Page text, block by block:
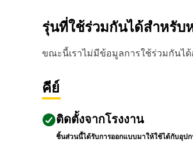
รุ่นที่ใช้ร่วมกันได้สำหรับ
ขณะนี้เราไม่มีข้อมูลการใช้ร่วมกันไ
คีย์
ติดตั้งจากโรงงาน
ชิ้นส่วนนี้ได้รับการออกแบบมาให้ใช้ได้กับอุป